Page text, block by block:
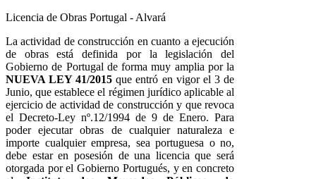
Licencia de Obras Portugal - Alvará
La actividad de construcción en cuanto a ejecución
de obras está definida por la legislación del
Gobierno de Portugal de forma muy amplia por la
NUEVA LEY 41/2015 que entró en vigor el 3 de
Junio, que establece el régimen jurídico aplicable al
ejercicio de actividad de construcción y que revoca
el Decreto-Ley nº.12/1994 de 9 de Enero. Para
poder ejecutar obras de cualquier naturaleza e
importe cualquier empresa, sea portuguesa o no,
debe estar en posesión de una licencia que será
otorgada por el Gobierno Portugués, y en concreto